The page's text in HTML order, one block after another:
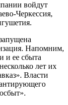
войдут
Черкессия,
Напомним,
и ее сбыта
лет их
Власти